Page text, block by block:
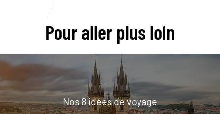
Pour aller plus loin
Nos 8 idées de voyage